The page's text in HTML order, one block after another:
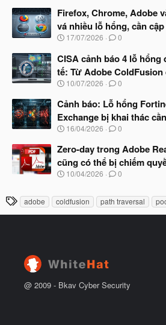
đ
ầ
u
à
b
ắ
đ
ầ
u
Firefox, Chrome, Adobe
vá nhiều lỗ hổng, cần
N
à
y
b
ắ
đ
ầ
u
17/07/2026 0
CISA cảnh báo 4 lỗ
tế: Từ Adobe
N
à
b
ắ
đ
ầ
u
10/07/2026 0
Cảnh báo: Lỗ hổng
Exchange bị khai thác
N
à
b
ắ
đ
ầ
u
16/04/2026 0
Zero-day trong Adobe
cũng có thể bị chiếm
N
y
u
10/04/2026 0
T
h
adobe coldfusion path traversal
@ 2009 - Bkav Cyber Security